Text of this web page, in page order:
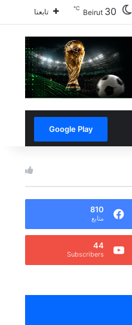
Beirut 30
℃ تابعنا
Google Play
810
متابع
44
Subscribers